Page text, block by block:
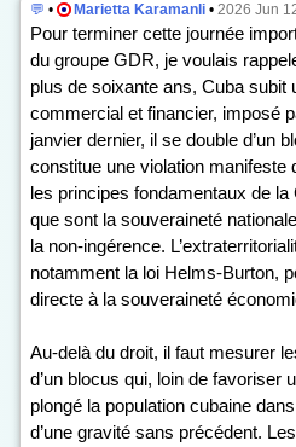
💬 • Marietta Karamanli • 2026 Jun
Pour terminer cette journée
du groupe GDR, je voulais
plus de soixante ans, Cuba subit
commercial et financier, imposé
janvier dernier, il se double d’un
constitue une violation manifeste
les principes fondamentaux de
que sont la souveraineté
la non-ingérence.
notamment la loi Helms-Burton,
directe à la souveraineté
Au-delà du droit, il faut mesurer
d’un blocus qui, loin de favoriser
plongé la population cubaine
d’une gravité sans précédent.